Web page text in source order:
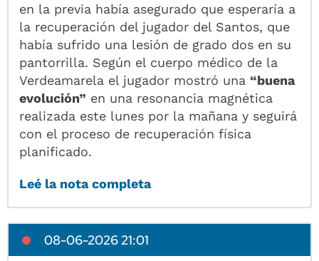
en la previa había asegurado que esperaría a
la recuperación del jugador del Santos, que
había sufrido una lesión de grado dos en su
pantorrilla. Según el cuerpo médico de la
Verdeamarela el jugador mostró una“buena
evolución” en una resonancia magnética
realizada este lunes por la mañana y seguirá
con el proceso de recuperación física
planificado.
Leé la nota completa
08-06-2026 21:01